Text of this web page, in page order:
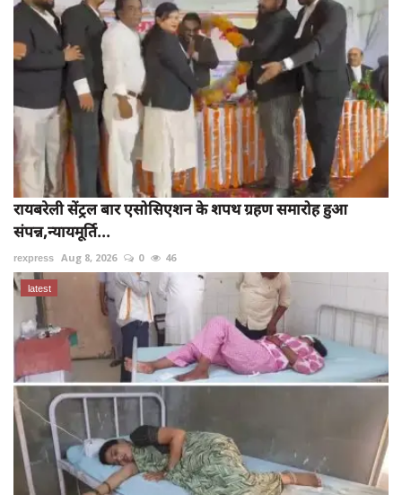
रायबरेली सेंट्रल बार एसोसिएशन के शपथ ग्रहण समारोह हुआ
संपन्न,न्यायमूर्ति...
rexpress Aug 8, 2026 0 46
latest